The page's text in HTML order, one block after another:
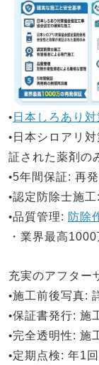
• 日本しろあり
• 日本シロアリ対
証された薬剤の
•5年間保証: 再
•認定防除士施工
•品質管理: 防除
・業界最高
充実のアフター
•施工前後写真:
•保証書発行: 施
•完全透明性: 施
•定期点検: 年1